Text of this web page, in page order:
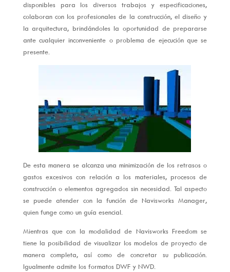
disponibles para los diversos trabajos y especificaciones,
colaboran con los profesionales de la construcción, el diseño y
la arquitectura, brindándoles la oportunidad de prepararse
ante cualquier inconveniente o problema de ejecución que se
presente.
De esta manera se alcanza una minimización de los retrasos o
gastos excesivos con relación a los materiales, procesos de
construcción o elementos agregados sin necesidad. Tal aspecto
se puede atender con la función de Navisworks Manager,
quien funge como un guía esencial.
Mientras que con la modalidad de Navisworks Freedom se
tiene la posibilidad de visualizar los modelos de proyecto de
manera completa, así como de concretar su publicación.
Igualmente admite los formatos DWF y NWD.